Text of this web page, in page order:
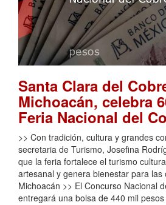
Santa Clara del
Michoacán, celebra
Feria Nacional del
>> Con tradición, cultura y grandes
secretaria de Turismo, Josefina
que la feria fortalece el turismo
artesanal y genera bienestar para las
Michoacán >> El Concurso Nacional
entregará una bolsa de 440 mil pesos